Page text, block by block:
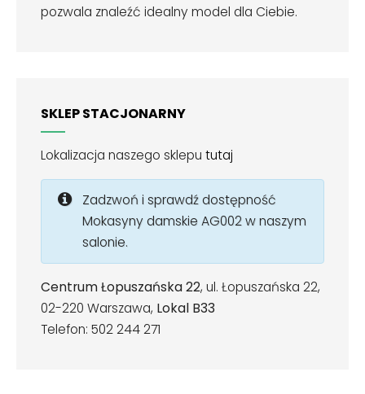
pozwala znaleźć idealny model dla Ciebie.
SKLEP STACJONARNY
Lokalizacja naszego sklepu tutaj
Zadzwoń i sprawdź dostępność
Mokasyny damskie AG002 w naszym
salonie.
Centrum Łopuszańska 22, ul. Łopuszańska 22,
02-220 Warszawa, Lokal B33
Telefon: 502 244 271